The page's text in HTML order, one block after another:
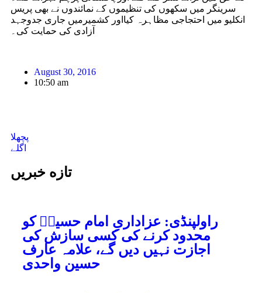
تازه خبریں
راولپنڈی: عزاداریِ امام حسینؑ کو
محدود کرنے کی کسی سازش کی
اجازت نہیں دیں گے، علامہ عارف
حسین واحدی
سرینگر میں سکھوں کی تنظیموں کے نمائندوں نے بھی پریس
انکلیو میں احتجاجی مظاہرہ کیااور کشمیرمیں جاری جدوجہد
آزادی کی حمایت کی۔
August 30, 2016
10:50 am
پچھلا
اگلے